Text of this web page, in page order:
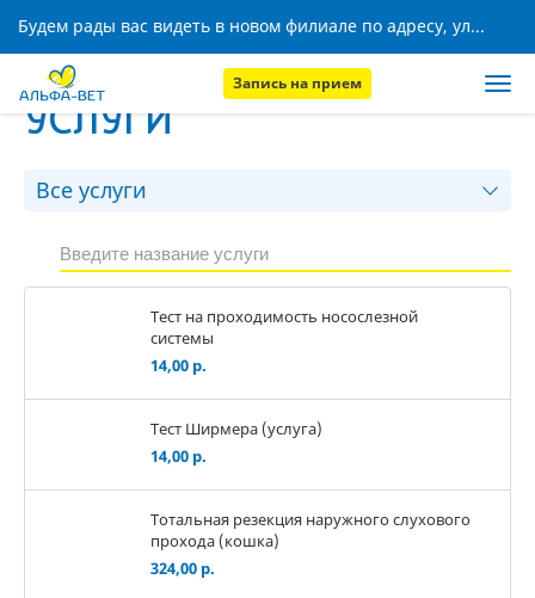
Будем рады вас видеть в новом филиале по адресу, ул. Кижеватова, 8!
Запись на прием
УСЛУГИ
Тест на проходимость носослезной
системы
14,00 р.
Тест Ширмера (услуга)
14,00 р.
Тотальная резекция наружного слухового
прохода (кошка)
324,00 р.